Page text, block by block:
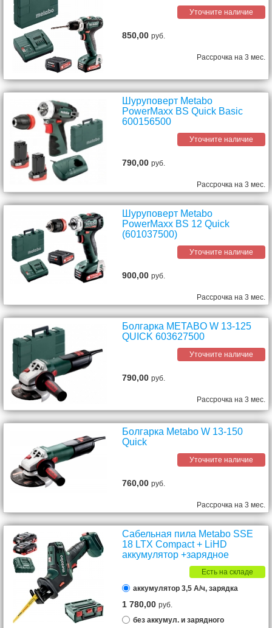
Уточните наличие
850,00руб.
Рассрочка на 3 мес.
Шуруповерт Metabo
PowerMaxx BS Quick Basic
600156500
Уточните наличие
790,00руб.
Рассрочка на 3 мес.
Шуруповерт Metabo
PowerMaxx ВS 12 Quick
(601037500)
Уточните наличие
900,00руб.
Рассрочка на 3 мес.
Болгарка METABO W 13-125
QUICK 603627500
Уточните наличие
790,00руб.
Рассрочка на 3 мес.
Болгарка Metabo W 13-150
Quick
Уточните наличие
760,00руб.
Рассрочка на 3 мес.
Сабельная пила Metabo SSE
18 LTX Compact + LiHD
аккумулятор +зарядное
Есть на складе
аккумулятор 3,5 А/ч, зарядка
1 780,00руб.
без аккумул. и зарядного